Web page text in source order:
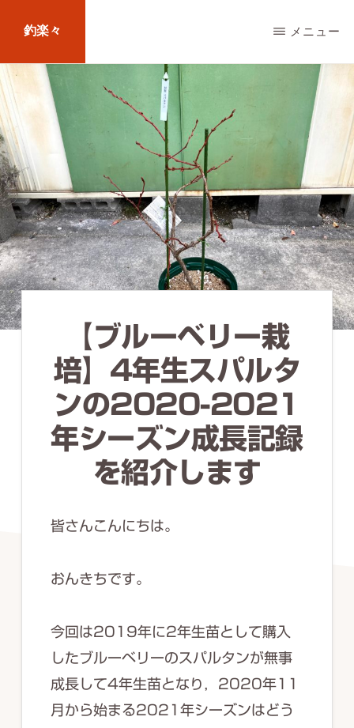
main
content
釣楽々
海
水・
淡
水，
ル
ア
ー・
エ
サ
問
メニュー
【ブルーベリー栽
培】4年生スパルタ
ンの2020-2021
年シーズン成長記録
を紹介します
皆さんこんにちは。
おんきちです。
今回は2019年に2年生苗として購入
したブルーベリーのスパルタンが無事
成長して4年生苗となり，2020年11
月から始まる2021年シーズンはどう